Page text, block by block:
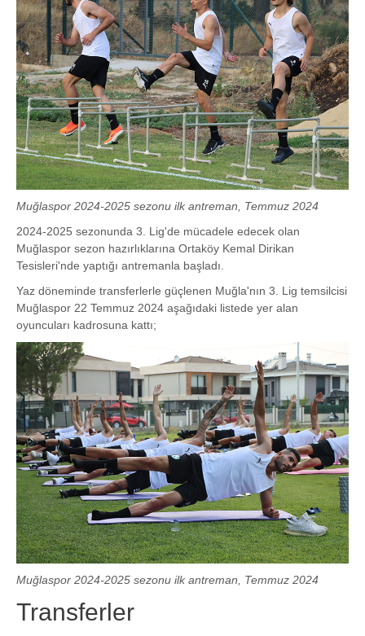
Muğlaspor 2024-2025 sezonu ilk antreman, Temmuz 2024
2024-2025 sezonunda 3. Lig'de mücadele edecek olan
Muğlaspor sezon hazırlıklarına Ortaköy Kemal Dirikan
Tesisleri'nde yaptığı antremanla başladı.
Yaz döneminde transferlerle güçlenen Muğla'nın 3. Lig temsilcisi
Muğlaspor 22 Temmuz 2024 aşağıdaki listede yer alan
oyuncuları kadrosuna kattı;
Muğlaspor 2024-2025 sezonu ilk antreman, Temmuz 2024
Transferler